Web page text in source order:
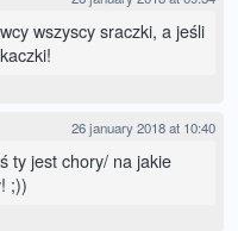
wszyscy sraczki, a jeśli
26 january 2018 at 10:40
ty jest chory/ na jakie
;))